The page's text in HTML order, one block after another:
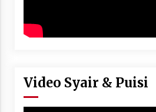
Video Syair & Puisi